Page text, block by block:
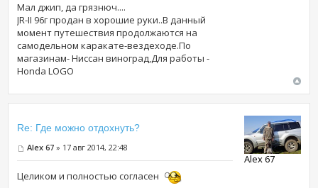
Мал джип, да грязнюч....
JR-II 96г продан в хорошие руки..В данный
момент путешествия продолжаются на
самодельном каракате-вездеходе.По
магазинам- Ниссан виноград,Для работы -
Honda LOGO
Re: Где можно отдохнуть?
Alex 67 » 17 авг 2014, 22:48
Целиком и полностью согласен
Alex 67